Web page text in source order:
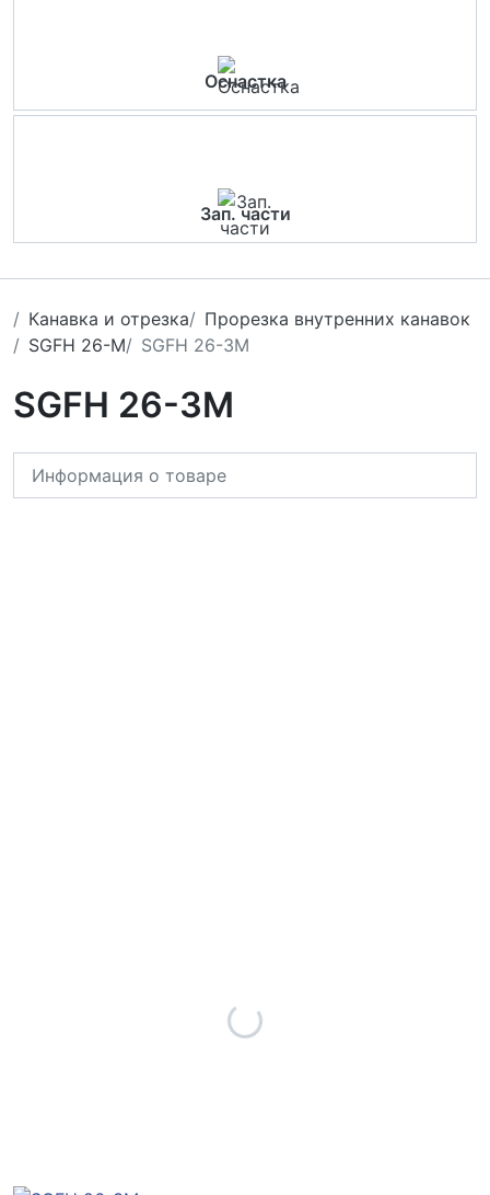
Оснастка
Зап. части
Канавка и отрезка
Прорезка внутренних канавок
SGFH 26-M
SGFH 26-3M
SGFH 26-3M
Информация о товаре